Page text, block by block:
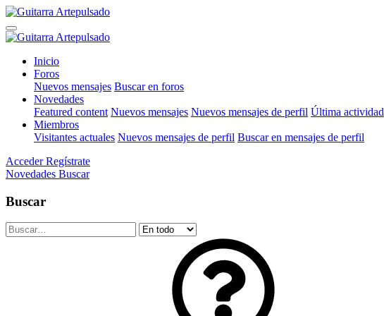
Inicio
Foros
Nuevos mensajes Buscar en foros
Novedades
Featured content Nuevos mensajes Nuevos mensajes de perfil Última actividad
Miembros
Visitantes actuales Nuevos mensajes de perfil Buscar en mensajes de perfil
Acceder Regístrate
Novedades Buscar
Buscar